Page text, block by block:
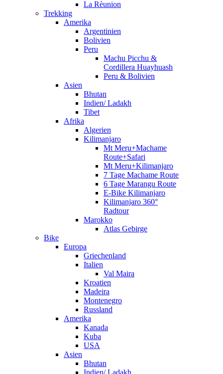
La Rèunion
Trekking
Amerika
Argentinien
Bolivien
Peru
Machu Picchu &
Cordillera Huayhuash
Peru & Bolivien
Asien
Bhutan
Indien/ Ladakh
Tibet
Afrika
Algerien
Kilimanjaro
Mt Meru+Machame
Route+Safari
Mt Meru+Kilimanjaro
7 Tage Machame Route
6 Tage Marangu Route
E-Bike Kilimanjaro
Kilimanjaro 360°
Radtour
Marokko
Atlas Gebirge
Bike
Europa
Griechenland
Italien
Val Maira
Kroatien
Madeira
Montenegro
Russland
Amerika
Kanada
Kuba
USA
Asien
Bhutan
Indien/ Ladakh